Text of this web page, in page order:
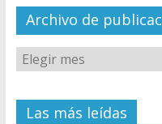
el
Archivo de
Las más leídas